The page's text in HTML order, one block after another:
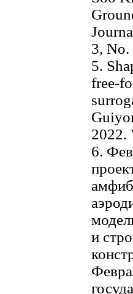
3, No.
5.
free-
2022.
6.
и